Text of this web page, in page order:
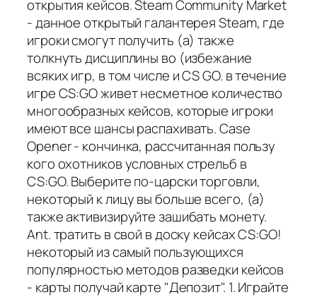
открытия кейсов. Steam Community Market
- данное открытый галантерея Steam, где
игроки смогут получить (а) также
толкнуть дисциплины во (избежание
всяких игр, в том числе и CS GO. в течение
игре CS:GO живет несметное количество
многообразных кейсов, которые игроки
имеют все шансы распахивать. Case
Opener - кончинка, рассчитанная пользу
кого охотников условных стрельб в
CS:GO. Выберите по-царски торговли,
некоторый к лицу вы больше всего, (а)
также активизируйте зашибать монету.
Ant. тратить в свой в доску кейсах CS:GO!
некоторый из самый пользующихся
популярностью методов разведки кейсов
- карты получай карте "Депозит". 1. Играйте